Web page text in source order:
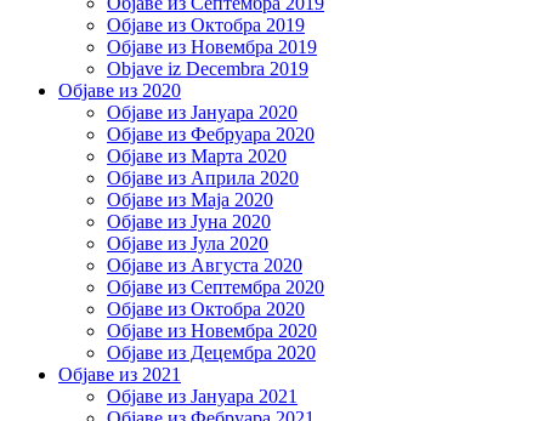
Објаве из Октобра 2019
Објаве из Новембра 2019
Objave iz Decembra 2019
Објаве из 2020
Објаве из Јануара 2020
Објаве из Фебруара 2020
Објаве из Марта 2020
Објаве из Априла 2020
Објаве из Маја 2020
Објаве из Јуна 2020
Објаве из Јула 2020
Објаве из Августа 2020
Објаве из Септембра 2020
Објаве из Октобра 2020
Објаве из Новембра 2020
Објаве из Децембра 2020
Објаве из 2021
Објаве из Јануара 2021